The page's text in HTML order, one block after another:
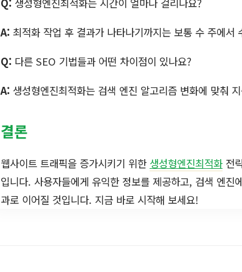
Q: 생성형엔진최적화는 시간이 얼마나 걸리나요?
A: 최적화 작업 후 결과가 나타나기까지는 보통 수 주에
Q: 다른 SEO 기법들과 어떤 차이점이 있나요?
A: 생성형엔진최적화는 검색 엔진 알고리즘 변화에 맞춰
결론
웹사이트 트래픽을 증가시키기 위한 생성형엔진최적화 전
입니다. 사용자들에게 유익한 정보를 제공하고, 검색 엔
과로 이어질 것입니다. 지금 바로 시작해 보세요!